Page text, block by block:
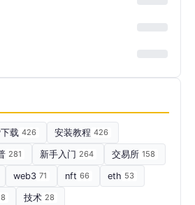
载 426 安装教程 426
281 新手入门 264 交易所 158
web3 71 nft 66 eth 53
技术 28